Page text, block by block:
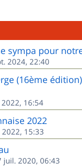
sympa pour
2024, 22:40
(16ème
16:54
2022
2022, 15:33
juil. 2020, 06:43